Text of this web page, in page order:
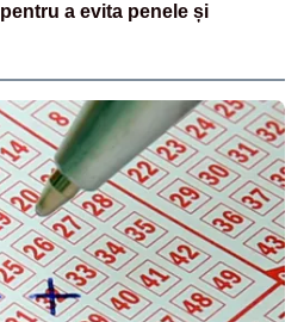
a evita penele și